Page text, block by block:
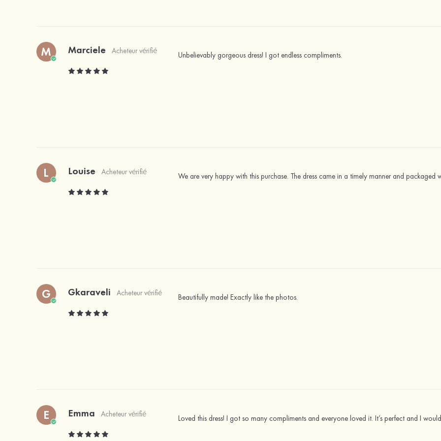
M Marciele Acheteur vérifié Unbelievably gorgeous dress! I got endless compliments.
L Louise Acheteur vérifié We are very happy with this purchase. The dress came in a timely manner and packaged
G Gkaraveli Acheteur vérifié Beautifully made! Exactly like the photos.
E Emma Acheteur vérifié Loved this dress! I got so many compliments and everyone loved it. It’s perfect and I